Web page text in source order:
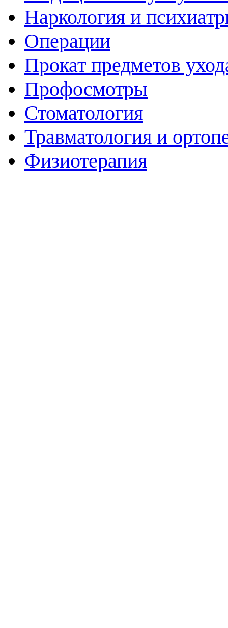
Наркология и
Операции
Прокат предметов
Профосмотры
Стоматология
Травматология и
Физиотерапия